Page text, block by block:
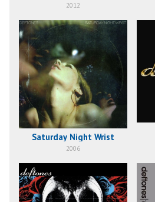
2012
Saturday Night Wrist
2006